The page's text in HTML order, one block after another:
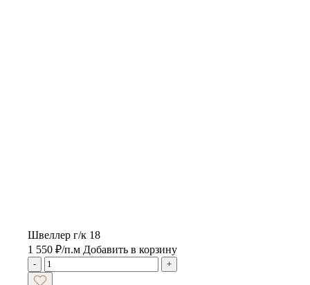
Швеллер г/к 18
1 550 ₽/п.м Добавить в корзину
- +